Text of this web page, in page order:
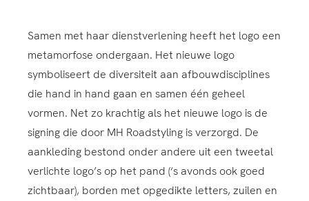
Samen met haar dienstverlening heeft het logo een
metamorfose ondergaan. Het nieuwe logo
symboliseert de diversiteit aan afbouwdisciplines
die hand in hand gaan en samen één geheel
vormen. Net zo krachtig als het nieuwe logo is de
signing die door MH Roadstyling is verzorgd. De
aankleding bestond onder andere uit een tweetal
verlichte logo’s op het pand (‘s avonds ook goed
zichtbaar), borden met opgedikte letters, zuilen en